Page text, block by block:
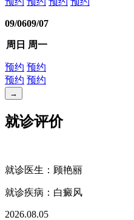
09/06
周日
09/07
周一
预约 预约
预约 预约
→
就诊评价
就诊医生：顾艳丽
就诊疾病： 白癜风
2026.08.05